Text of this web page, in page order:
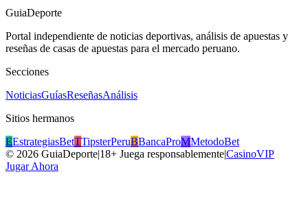
GuiaDeporte
Portal independiente de noticias deportivas, análisis de apuestas y
reseñas de casas de apuestas para el mercado peruano.
Secciones
NoticiasGuíasReseñasAnálisis
Sitios hermanos
EEstrategiasBetTTipsterPeruBBancaProMMetodoBet
© 2026 GuiaDeporte|18+ Juega responsablemente|CasinoVIP
Jugar Ahora